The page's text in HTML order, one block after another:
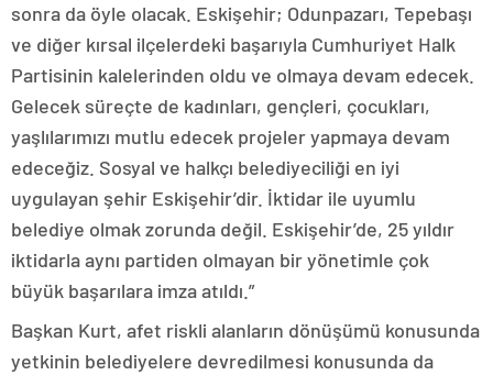
sonra da öyle olacak. Eskişehir; Odunpazarı, Tepebaşı
ve diğer kırsal ilçelerdeki başarıyla Cumhuriyet Halk
Partisinin kalelerinden oldu ve olmaya devam edecek.
Gelecek süreçte de kadınları, gençleri, çocukları,
yaşlılarımızı mutlu edecek projeler yapmaya devam
edeceğiz. Sosyal ve halkçı belediyeciliği en iyi
uygulayan şehir Eskişehir’dir. İktidar ile uyumlu
belediye olmak zorunda değil. Eskişehir’de, 25 yıldır
iktidarla aynı partiden olmayan bir yönetimle çok
büyük başarılara imza atıldı.”
Başkan Kurt, afet riskli alanların dönüşümü konusunda
yetkinin belediyelere devredilmesi konusunda da